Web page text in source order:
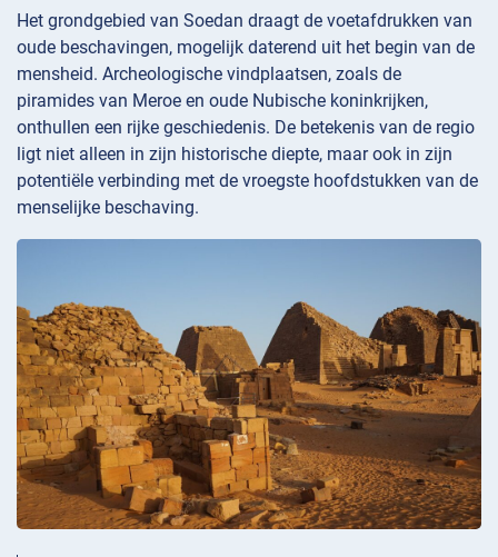
Het grondgebied van Soedan draagt de voetafdrukken van
oude beschavingen, mogelijk daterend uit het begin van de
mensheid. Archeologische vindplaatsen, zoals de
piramides van Meroe en oude Nubische koninkrijken,
onthullen een rijke geschiedenis. De betekenis van de regio
ligt niet alleen in zijn historische diepte, maar ook in zijn
potentiële verbinding met de vroegste hoofdstukken van de
menselijke beschaving.